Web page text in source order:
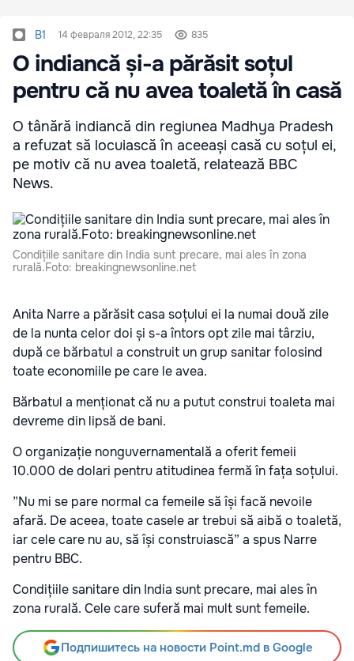
B1 14 февраля 2012, 22:35 835
O indiancă și-a părăsit soțul
pentru că nu avea toaletă în casă
O tânără indiancă din regiunea Madhya Pradesh
a refuzat să locuiască în aceeași casă cu soțul ei,
pe motiv că nu avea toaletă, relatează BBC
News.
Condițiile sanitare din India sunt precare, mai ales în zona
rurală.Foto: breakingnewsonline.net
Anita Narre a părăsit casa soțului ei la numai două zile
de la nunta celor doi și s-a întors opt zile mai târziu,
după ce bărbatul a construit un grup sanitar folosind
toate economiile pe care le avea.
Bărbatul a menționat că nu a putut construi toaleta mai
devreme din lipsă de bani.
O organizație nonguvernamentală a oferit femeii
10.000 de dolari pentru atitudinea fermă în fața soțului.
”Nu mi se pare normal ca femeile să își facă nevoile
afară. De aceea, toate casele ar trebui să aibă o toaletă,
iar cele care nu au, să își construiască” a spus Narre
pentru BBC.
Condițiile sanitare din India sunt precare, mai ales în
zona rurală. Cele care suferă mai mult sunt femeile.
Подпишитесь на новости Point.md в Google